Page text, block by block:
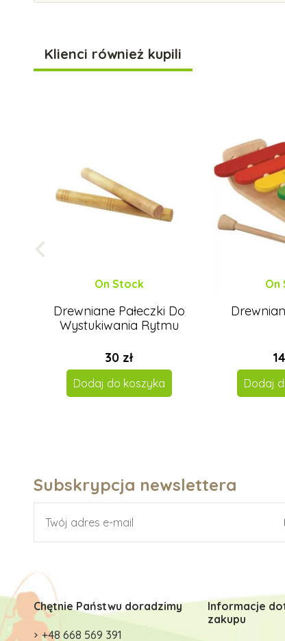
Klienci również kupili
On Stock
Drewniane Pałeczki Do
Wystukiwania Rytmu
30 zł
Dodaj do koszyka
On
Dodaj
Subskrypcja newslettera
Chętnie Państwu doradzimy
+48 668 569 391
Informacje
zakupu